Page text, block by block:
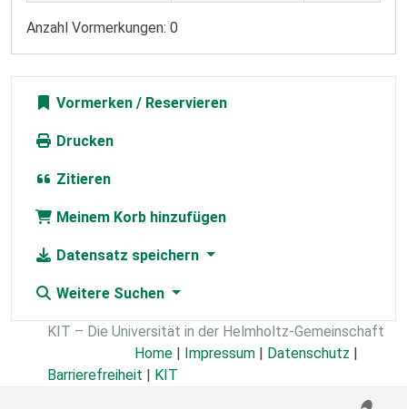
Anzahl Vormerkungen: 0
Vormerken
Drucken
Zitieren
Meinem Korb hinzufügen
Datensatz speichern
Weitere Suchen
KIT – Die Universität in der Helmholtz-Gemeinschaft
Home
Impressum Datenschutz
Barrierefreiheit
KIT